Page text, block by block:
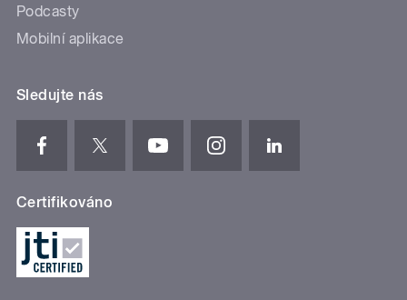
Podcasty
Mobilní aplikace
Sledujte nás
Certifikováno